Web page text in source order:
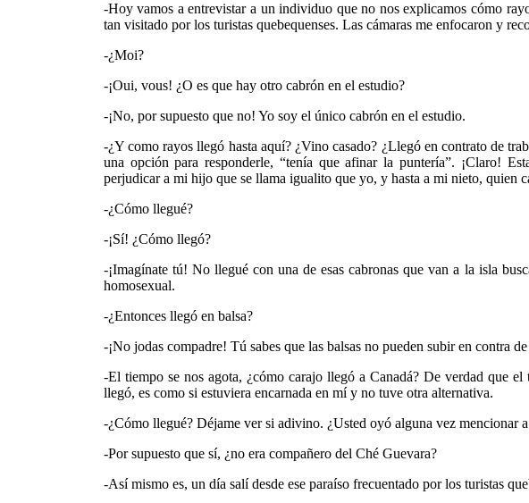
-Hoy vamos a entrevistar a un individuo que no nos explicamos cómo
tan visitado por los turistas quebequenses. Las cámaras me enfocaron y
-¿Moi?
-¡Oui, vous! ¿O es que hay otro cabrón en el estudio?
-¡No, por supuesto que no! Yo soy el único cabrón en el estudio.
-¿Y como rayos llegó hasta aquí? ¿Vino casado? ¿Llegó en contrato de
una opción para responderle, “tenía que afinar la puntería”. ¡Claro!
perjudicar a mi hijo que se llama igualito que yo, y hasta a mi nieto, quien
-¿Cómo llegué?
-¡Sí! ¿Cómo llegó?
-¡Imagínate tú! No llegué con una de esas cabronas que van a la isla
homosexual.
-¿Entonces llegó en balsa?
-¡No jodas compadre! Tú sabes que las balsas no pueden subir en contra
-El tiempo se nos agota, ¿cómo carajo llegó a Canadá? De verdad que
llegó, es como si estuviera encarnada en mí y no tuve otra alternativa.
-¿Cómo llegué? Déjame ver si adivino. ¿Usted oyó alguna vez mencionar
-Por supuesto que sí, ¿no era compañero del Ché Guevara?
-Así mismo es, un día salí desde ese paraíso frecuentado por los turistas